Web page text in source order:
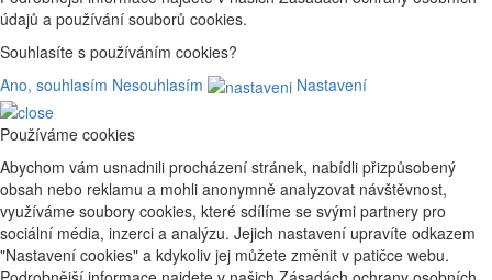
údajů a používání souborů cookies.
Souhlasíte s používáním cookies?
Ano, souhlasím Nesouhlasím Nastavení
Používáme cookies
Abychom vám usnadnili procházení stránek, nabídli přizpůsobený
obsah nebo reklamu a mohli anonymně analyzovat návštěvnost,
využíváme soubory cookies, které sdílíme se svými partnery pro
sociální média, inzerci a analýzu. Jejich nastavení upravíte odkazem
"Nastavení cookies" a kdykoliv jej můžete změnit v patičce webu.